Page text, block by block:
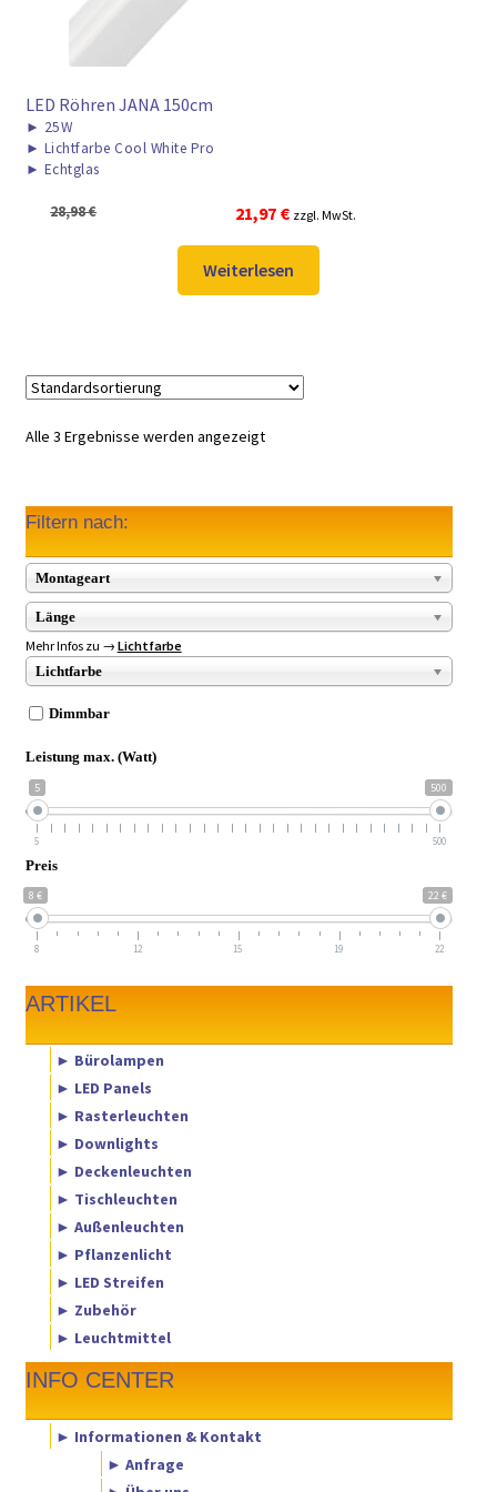
LED Röhren JANA 150cm
► 25W
► Lichtfarbe Cool White Pro
► Echtglas
28,98€
Ursprünglicher
Preis
war:
28,98 €
21,97 €Aktueller
Preis
ist:
21,97 €.
zzgl. MwSt.
Weiterlesen
Alle 3 Ergebnisse werden angezeigt
Filtern nach:
Montageart
Länge
Mehr Infos zu → Lichtfarbe
Lichtfarbe
Dimmbar
Leistung max. (Watt)
5 500
5 500
Preis
8 € 22 €
8 12 15 19 22
ARTIKEL
► Bürolampen
► LED Panels
► Rasterleuchten
► Downlights
► Deckenleuchten
► Tischleuchten
► Außenleuchten
► Pflanzenlicht
► LED Streifen
► Zubehör
► Leuchtmittel
INFO CENTER
► Informationen & Kontakt
► Anfrage